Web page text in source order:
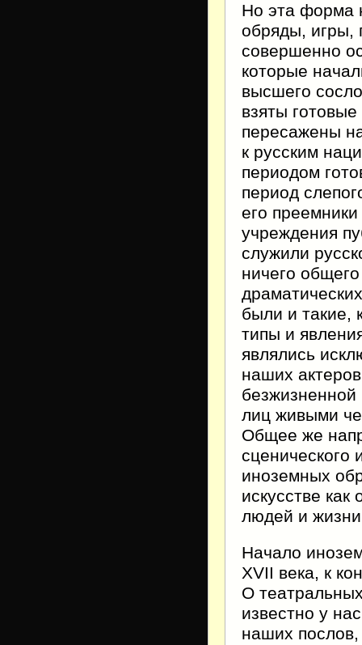
Но эта форма
обряды, игры,
совершенно
которые
высшего
взяты
пересажены
к русским
периодом
период
его
учреждения
служили
ничего
были и такие,
типы и
являлись
наших
безжизненной
лиц живыми
Общее же
сценического
иноземных
искусстве
людей и
Начало
XVII века, к
О
известно у
наших